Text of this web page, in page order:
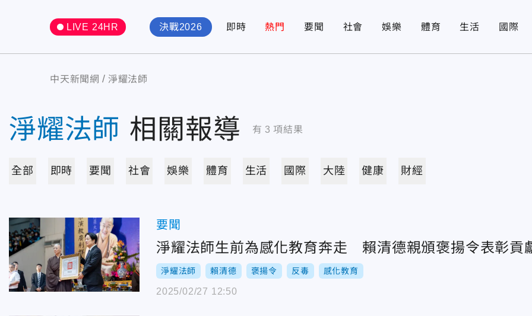
LIVE 24HR 決戰2026 即時 熱門 要聞 社會 娛樂 體育 生活 國際
中天新聞網 淨耀法師
淨耀法師 相關報導 有 3 項結果
全部 即時 要聞 社會 娛樂 體育 生活 國際 大陸 健康 財經
要聞
淨耀法師生前為感化教育奔走 賴清德親頒褒揚令表彰貢
淨耀法師 賴清德 褒揚令 反毒 感化教育
2025/02/27 12:50